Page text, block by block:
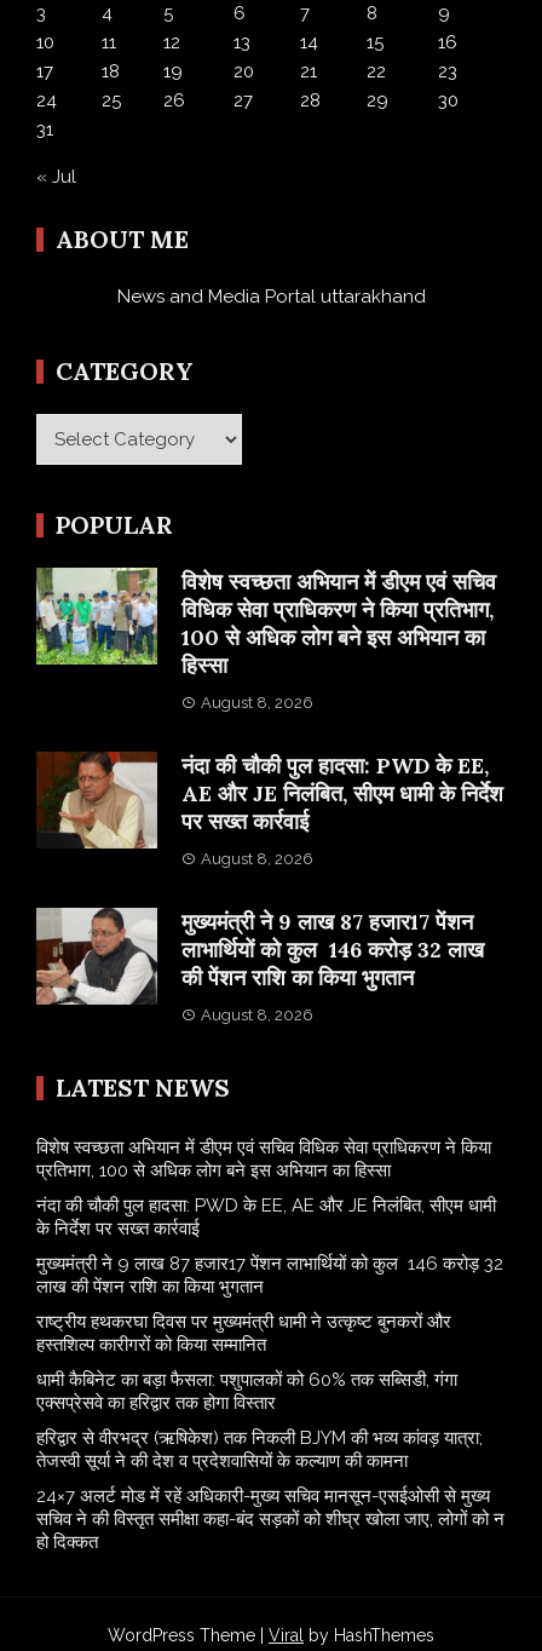
3
4 5 6 7 8
9
10
11 12 13 14 15
16
17
18 19 20 21 22
23
24
25 26 27 28 29
30
31
« Jul
ABOUT ME
News and Media Portal uttarakhand
CATEGORY
Category
POPULAR
विशेष स्वच्छता अभियान में डीएम एवं सचिव
विधिक सेवा प्राधिकरण ने किया प्रतिभाग,
100 से अधिक लोग बने इस अभियान का
हिस्सा
August 8, 2026
नंदा की चौकी पुल हादसा: PWD के EE,
AE और JE निलंबित, सीएम धामी के निर्देश
पर सख्त कार्रवाई
August 8, 2026
मुख्यमंत्री ने 9 लाख 87 हजार17 पेंशन
लाभार्थियों को कुल 146 करोड़ 32 लाख
की पेंशन राशि का किया भुगतान
August 8, 2026
LATEST NEWS
विशेष स्वच्छता अभियान में डीएम एवं सचिव विधिक सेवा प्राधिकरण ने किया
प्रतिभाग, 100 से अधिक लोग बने इस अभियान का हिस्सा
नंदा की चौकी पुल हादसा: PWD के EE, AE और JE निलंबित, सीएम धामी
के निर्देश पर सख्त कार्रवाई
मुख्यमंत्री ने 9 लाख 87 हजार17 पेंशन लाभार्थियों को कुल 146 करोड़ 32
लाख की पेंशन राशि का किया भुगतान
राष्ट्रीय हथकरघा दिवस पर मुख्यमंत्री धामी ने उत्कृष्ट बुनकरों और
हस्तशिल्प कारीगरों को किया सम्मानित
​धामी कैबिनेट का बड़ा फैसला: पशुपालकों को 60% तक सब्सिडी, गंगा
एक्सप्रेसवे का हरिद्वार तक होगा विस्तार
​हरिद्वार से वीरभद्र (ऋषिकेश) तक निकली BJYM की भव्य कांवड़ यात्रा;
तेजस्वी सूर्या ने की देश व प्रदेशवासियों के कल्याण की कामना
24×7 अलर्ट मोड में रहें अधिकारी-मुख्य सचिव मानसून-एसईओसी से मुख्य
सचिव ने की विस्तृत समीक्षा कहा-बंद सड़कों को शीघ्र खोला जाए, लोगों को न
हो दिक्कत
WordPress Theme | Viral by HashThemes